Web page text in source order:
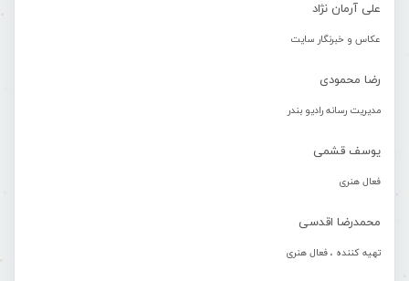
علی آرمان نژاد
عکاس و خبرنگار سایت
رضا محمودی
مدیریت رسانه رادیو بندر
یوسف قشمی
فعال هنری
محمدرضا اقدسی
تهیه کننده ، فعال هنری